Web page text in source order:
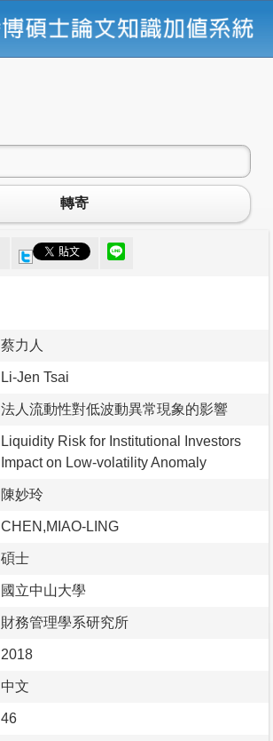
轉寄
蔡力人
Li-Jen Tsai
法人流動性對低波動異常現象的影響
Liquidity Risk for Institutional Investors
Impact on Low-volatility Anomaly
陳妙玲
CHEN,MIAO-LING
碩士
國立中山大學
財務管理學系研究所
2018
中文
46